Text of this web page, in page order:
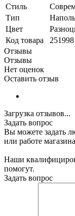
Стиль
Тип
Цвет
Код товара
251998
Отзывы
Отзывы
Нет оценок
Оставить отзыв
Загрузка отзывов...
Задать вопрос
Вы можете задать
или работе
Наши
помогут.
Задать вопрос